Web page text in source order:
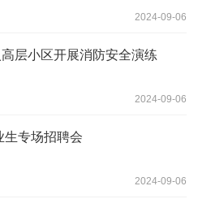
2024-09-06
层小区开展消防安全演练
2024-09-06
生专场招聘会
2024-09-06